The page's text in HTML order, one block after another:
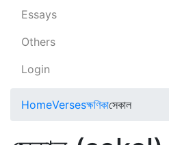
Essays
Others
Login
HomeVersesক্ষণিকাসেকাল